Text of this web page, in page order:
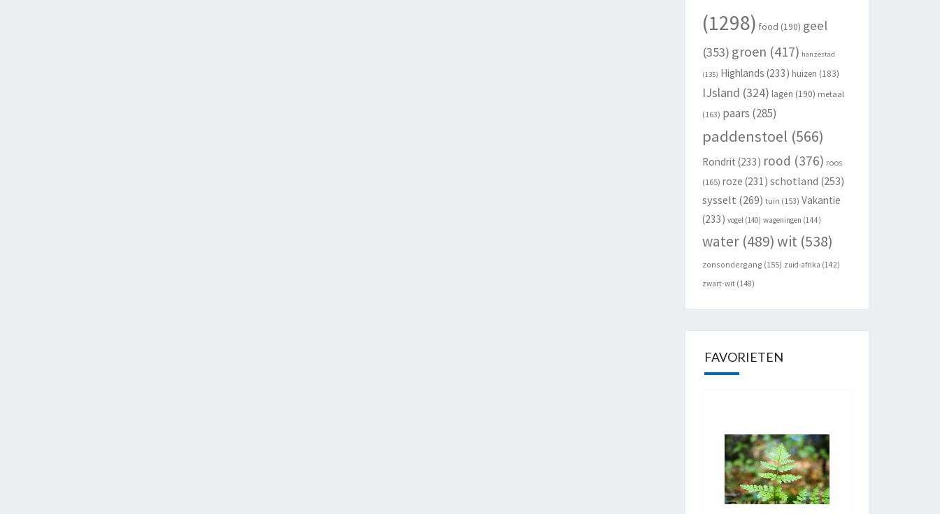
(1298) food (190) geel
(353) groen (417) hanzestad
(135) Highlands (233) huizen (183)
IJsland (324) lagen (190) metaal
(163) paars (285)
paddenstoel (566)
Rondrit (233) rood (376) roos
(165) roze (231) schotland (253)
sysselt (269) tuin (153) Vakantie
(233) vogel(140) wageningen (144)
water(489)wit (538)
zonsondergang (155) zuid-afrika (142)
zwart-wit(148)
FAVORIETEN